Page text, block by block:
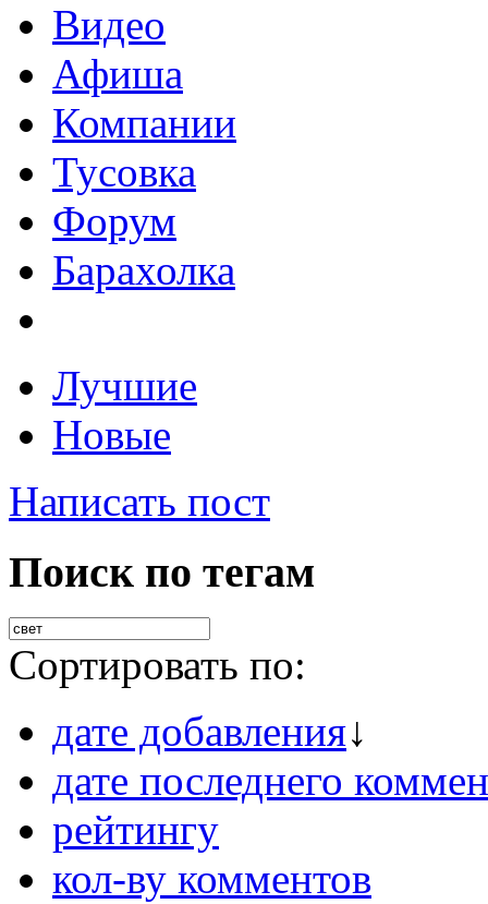
Видео
Афиша
Компании
Тусовка
Форум
Барахолка
Лучшие
Новые
Написать пост
Поиск по тегам
Сортировать по:
дате добавления↓
дате последнего
рейтингу
кол-ву комментов